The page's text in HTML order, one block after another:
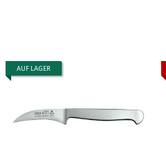
AUF LAGER